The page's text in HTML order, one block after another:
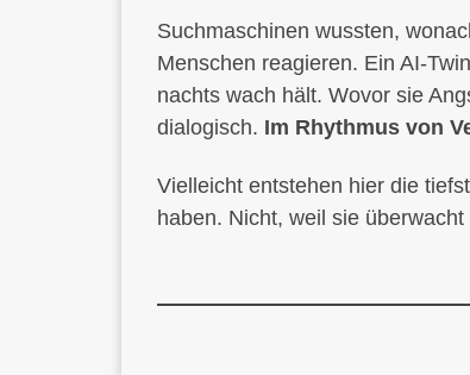
Suchmaschinen wussten,
Menschen reagieren. Ein AI-
nachts wach hält. Wovor sie
dialogisch. Im Rhythmus von
Vielleicht entstehen hier die
haben. Nicht, weil sie